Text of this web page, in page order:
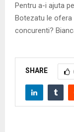
Pentru a-i ajuta
Botezatu le ofera
concurenti?
SHARE